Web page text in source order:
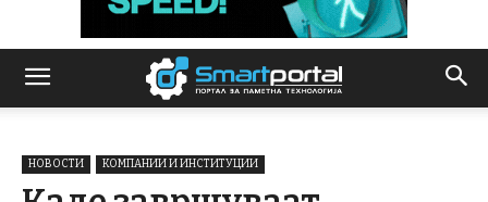
НОВОСТИ КОМПАНИИ И ИНСТИТУЦИИ